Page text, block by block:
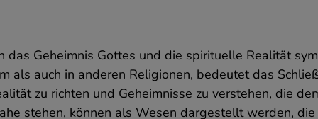
das Geheimnis Gottes und die spirituelle Realität
als auch in anderen Religionen, bedeutet das
zu richten und Geheimnisse zu verstehen, die
stehen, können als Wesen dargestellt werden,
Ihre Daten werden vom Administrator für personenbezogene
und vertrauenswürdigen Partnern verarbeitet und zu
an diese weitergeleitet. Die Weitergabe der
berechtigt den Empfänger in jedem Fall nicht zu einer